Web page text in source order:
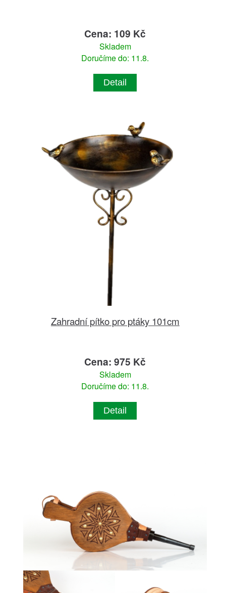
Cena: 109 Kč
Skladem
Doručíme do: 11.8.
Detail
Zahradní pítko pro ptáky 101cm
Cena: 975 Kč
Skladem
Doručíme do: 11.8.
Detail